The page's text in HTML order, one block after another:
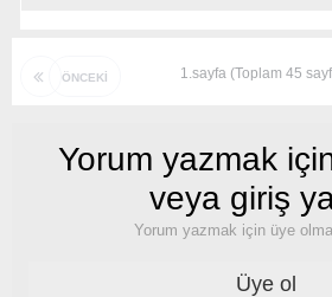
ÖNCEKI 1.sayfa (Toplam 45
Yorum yazmak
veya giriş
Yorum yazmak için üye
Üye ol